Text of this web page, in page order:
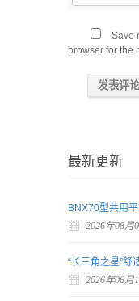
Save
browser for the
最新更新
BNX70型共用
2026年08月
“长三角之星”舒
2026年06月